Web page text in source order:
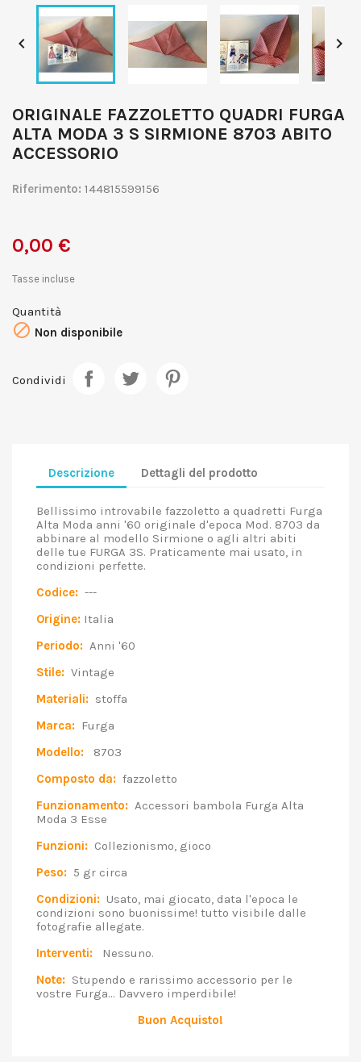
 
ORIGINALE FAZZOLETTO QUADRI FURGA
ALTA MODA 3 S SIRMIONE 8703 ABITO
ACCESSORIO
Riferimento: 144815599156
0,00 €
Tasse incluse
Quantità
 Non disponibile
Condividi
Descrizione Dettagli del prodotto
Bellissimo introvabile fazzoletto a quadretti Furga
Alta Moda anni '60 originale d'epoca Mod. 8703 da
abbinare al modello Sirmione o agli altri abiti
delle tue FURGA 3S. Praticamente mai usato, in
condizioni perfette.
Codice: ---
Origine: Italia
Periodo: Anni '60
Stile: Vintage
Materiali: stoffa
Marca: Furga
Modello: 8703
Composto da: fazzoletto
Funzionamento: Accessori bambola Furga Alta
Moda 3 Esse
Funzioni: Collezionismo, gioco
Peso: 5 gr circa
Condizioni: Usato, mai giocato, data l'epoca le
condizioni sono buonissime! tutto visibile dalle
fotografie allegate.
Interventi: Nessuno.
Note: Stupendo e rarissimo accessorio per le
vostre Furga... Davvero imperdibile!
Buon Acquisto!